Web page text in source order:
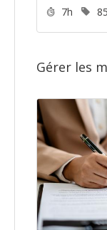
Durée :
7h
Gérer les